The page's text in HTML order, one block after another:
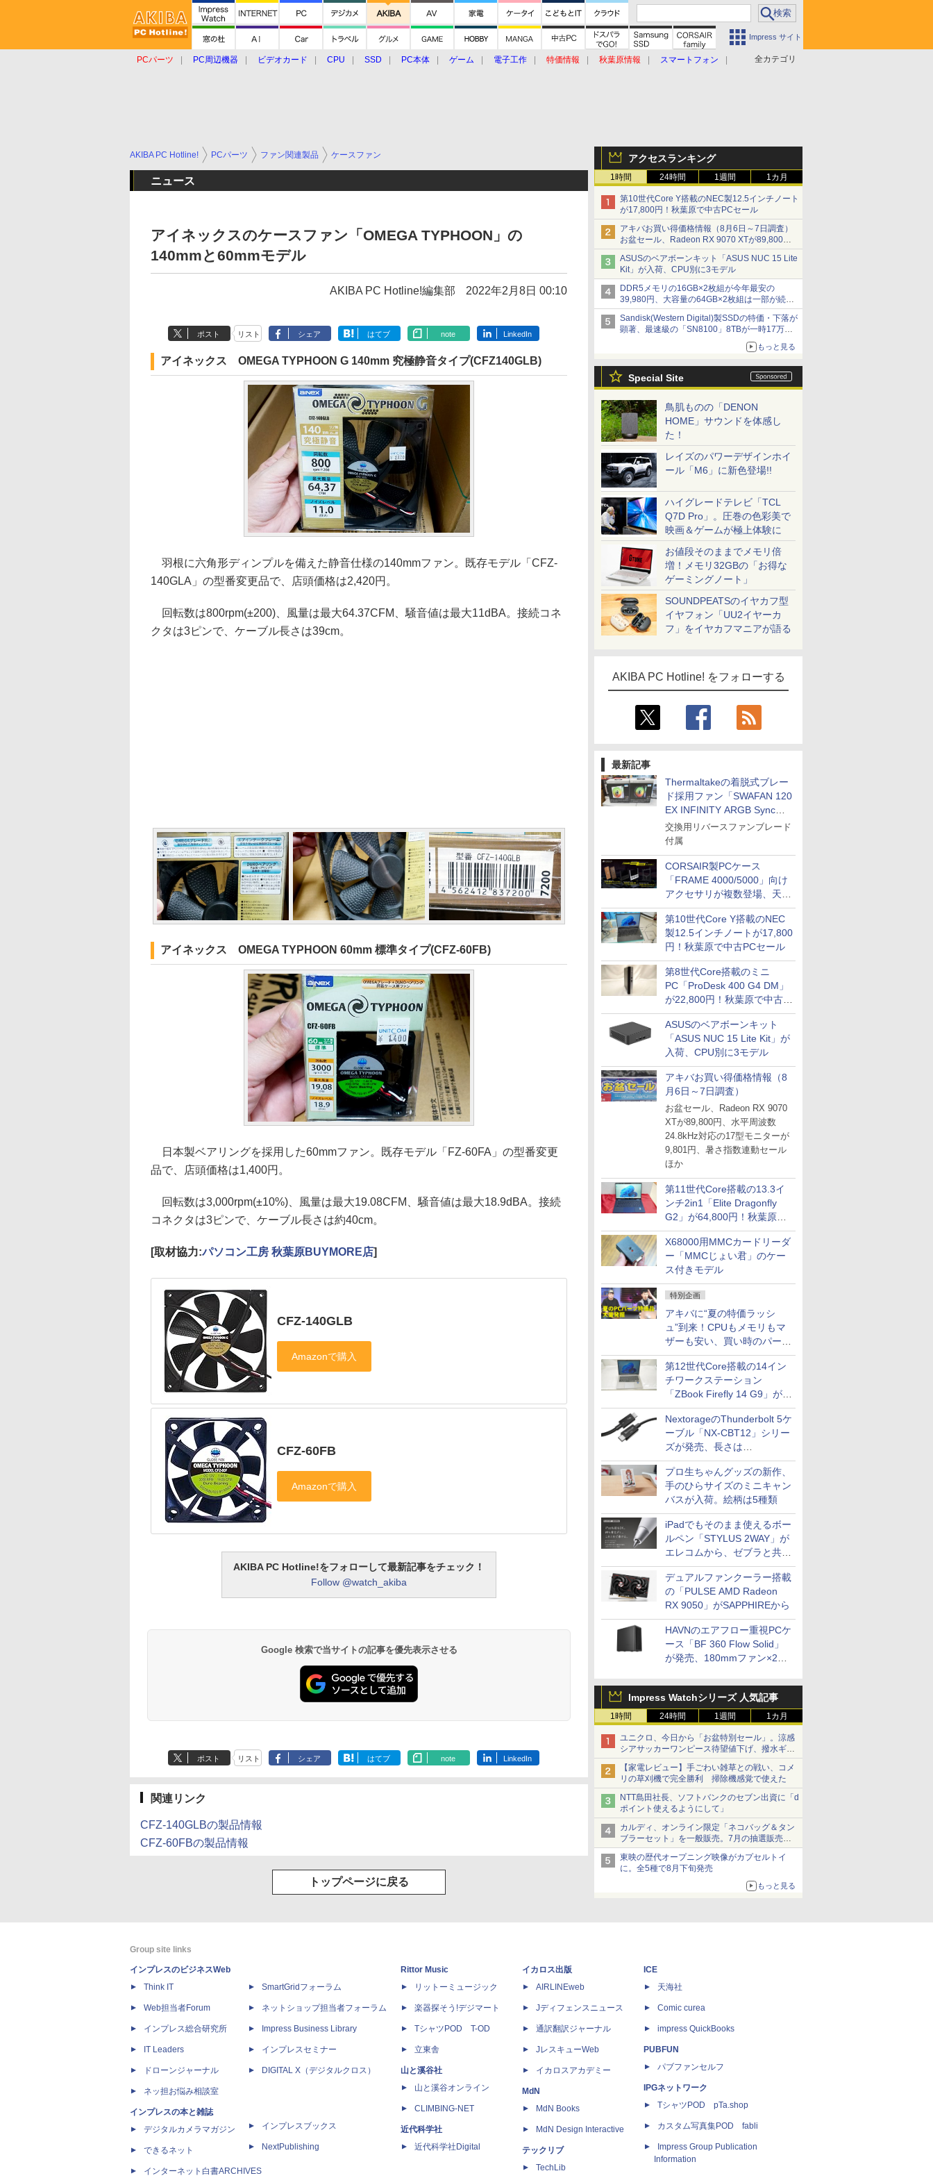
Impress サイト
全カテゴリ
PCパーツ PC周辺機器 ビデオカード CPU SSD PC本体 ゲーム 電子工作 特価情報 秋葉原情報
スマートフォン
アクセスランキング
1時間 24時間 1週間 1カ月
第10世代Core Y搭載のNEC製12.5インチノート
が17,800円！秋葉原で中古PCセール
アキバお買い得価格情報（8月6日～7日調査）
お盆セール、Radeon RX 9070 XTが89,800
円、水平周波数24.8kHz対応の17型モニターが
9,801円、暑さ指数連動セール ほか
ASUSのベアボーンキット「ASUS NUC 15 Lite
Kit」が入荷、CPU別に3モデル
DDR5メモリの16GB×2枚組が今年最安の
39,980円、大容量の64GB×2枚組は一部が続騰
[8月前半のメモリ価格]
Sandisk(Western Digital)製SSDの特価・下落が
顕著、最速級の「SN8100」8TBが一時17万円
もっと見る
Special Site
鳥肌ものの「DENON
HOME」サウンドを体感し
た！
レイズのパワーデザインホイ
ール「M6」に新色登場!!
ハイグレードテレビ「TCL
Q7D Pro」。圧巻の色彩美で
映画＆ゲームが極上体験に
お値段そのままでメモリ倍
増！メモリ32GBの「お得な
ゲーミングノート」
SOUNDPEATSのイヤカフ型
イヤフォン「UU2イヤーカ
フ」をイヤカフマニアが語る
AKIBA PC Hotline! をフォローする
最新記事
Thermaltakeの着脱式ブレー
ド採用ファン「SWAFAN 120
EX INFINITY ARGB Sync」
に単品パッケージ
交換用リバースファンブレード
付属
CORSAIR製PCケース
「FRAME 4000/5000」向け
アクセサリが複数登場、天然
木製パネルや背面コネクタ対
応トレイなど
第10世代Core Y搭載のNEC
製12.5インチノートが17,800
円！秋葉原で中古PCセール
第8世代Core搭載のミニ
PC「ProDesk 400 G4 DM」
が22,800円！秋葉原で中古
PCセール
ASUSのベアボーンキット
「ASUS NUC 15 Lite Kit」が
入荷、CPU別に3モデル
アキバお買い得価格情報（8
月6日～7日調査）
お盆セール、Radeon RX 9070
XTが89,800円、水平周波数
24.8kHz対応の17型モニターが
9,801円、暑さ指数連動セール
ほか
第11世代Core搭載の13.3イ
ンチ2in1「Elite Dragonfly
G2」が64,800円！秋葉原で
中古PCセール
X68000用MMCカードリーダ
ー「MMCじょい君」のケー
ス付きモデル
特別企画
アキバに“夏の特価ラッシ
ュ”到来！CPUもメモリもマ
ザーも安い、買い時のパーツ
は？【8月7日(金)22時配信】
第12世代Core搭載の14イン
チワークステーション
「ZBook Firefly 14 G9」が
79,800円！秋葉原で中古PC
セール
NextorageのThunderbolt 5ケ
ーブル「NX-CBT12」シリー
ズが発売、長さは
30cm/50cm/1mの3種類
プロ生ちゃんグッズの新作、
手のひらサイズのミニキャン
バスが入荷。絵柄は5種類
iPadでもそのまま使えるボー
ルペン「STYLUS 2WAY」が
エレコムから、ゼブラと共同
開発
デュアルファンクーラー搭載
の「PULSE AMD Radeon
RX 9050」がSAPPHIREから
HAVNのエアフロー重視PCケ
ース「BF 360 Flow Solid」
が発売、180mmファン×2搭
Impress Watchシリーズ 人気記事
1時間 24時間 1週間 1カ月
ユニクロ、今日から「お盆特別セール」。涼感
シアサッカーワンピース待望値下げ、撥水ギア
ショーツは1990円に
【家電レビュー】手ごわい雑草との戦い、コメ
リの草刈機で完全勝利 掃除機感覚で使えた
NTT島田社長、ソフトバンクのセブン出資に「d
ポイント使えるようにして」
カルディ、オンライン限定「ネコバッグ＆タン
ブラーセット」を一般販売。7月の抽選販売の
当選無効分
東映の歴代オープニング映像がカプセルトイ
に。全5種で8月下旬発売
もっと見る
AKIBA PC Hotline! PCパーツ ファン関連製品 ケースファン
ニュース
アイネックスのケースファン「OMEGA TYPHOON」の
140mmと60mmモデル
AKIBA PC Hotline!編集部 2022年2月8日 00:10
ポスト リスト シェア はてブ note LinkedIn
アイネックス OMEGA TYPHOON G 140mm 究極静音タイプ(CFZ140GLB)
羽根に六角形ディンプルを備えた静音仕様の140mmファン。既存モデル「CFZ-
140GLA」の型番変更品で、店頭価格は2,420円。
回転数は800rpm(±200)、風量は最大64.37CFM、騒音値は最大11dBA。接続コネ
クタは3ピンで、ケーブル長さは39cm。
アイネックス OMEGA TYPHOON 60mm 標準タイプ(CFZ-60FB)
日本製ベアリングを採用した60mmファン。既存モデル「FZ-60FA」の型番変更
品で、店頭価格は1,400円。
回転数は3,000rpm(±10%)、風量は最大19.08CFM、騒音値は最大18.9dBA。接続
コネクタは3ピンで、ケーブル長さは約40cm。
[取材協力:パソコン工房 秋葉原BUYMORE店]
CFZ-140GLB
CFZ-60FB
AKIBA PC Hotline!をフォローして最新記事をチェック！
Follow @watch_akiba
Google 検索で当サイトの記事を優先表示させる
ポスト リスト シェア はてブ note LinkedIn
関連リンク
CFZ-140GLBの製品情報
CFZ-60FBの製品情報
トップページに戻る
Group site links
インプレスのビジネスWeb
Think IT
Web担当者Forum
インプレス総合研究所
IT Leaders
ドローンジャーナル
ネッ担お悩み相談室
インプレスの本と雑誌
デジタルカメラマガジン
できるネット
インターネット白書ARCHIVES
SmartGridフォーラム
ネットショップ担当者フォーラム
Impress Business Library
インプレスセミナー
DIGITAL X（デジタルクロス）
インプレスブックス
NextPublishing
Rittor Music
リットーミュージック
楽器探そう!デジマート
TシャツPOD T-OD
立東舎
山と溪谷社
山と溪谷オンライン
CLIMBING-NET
近代科学社
近代科学社Digital
イカロス出版
AIRLINEweb
Jディフェンスニュース
通訳翻訳ジャーナル
JレスキューWeb
イカロスアカデミー
MdN
MdN Books
MdN Design Interactive
テックリブ
TechLib
ICE
天海社
Comic curea
impress QuickBooks
PUBFUN
パブファンセルフ
IPGネットワーク
TシャツPOD pTa.shop
カスタム写真集POD fabli
Impress Group Publication
Information